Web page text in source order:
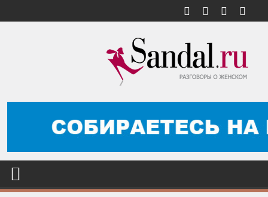
к